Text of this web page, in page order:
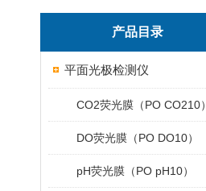
产品目录
平面光极检测仪
CO2荧光膜（PO CO210）
DO荧光膜（PO DO10）
pH荧光膜（PO pH10）